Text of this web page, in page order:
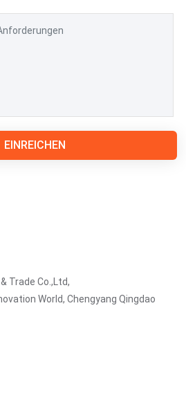
EINREICHEN
Trade Co.,Ltd,
World, Chengyang Qingdao